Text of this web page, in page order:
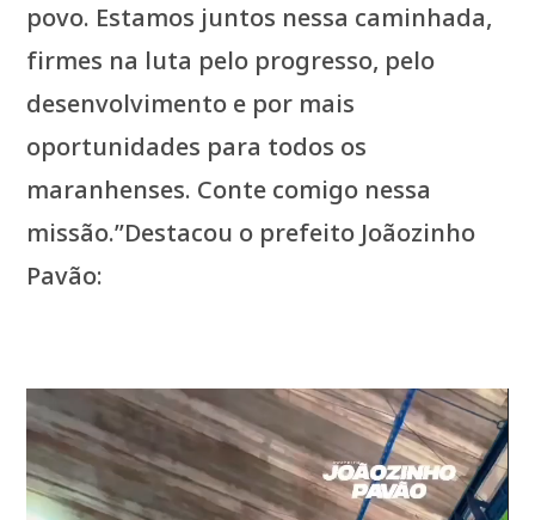
povo. Estamos juntos nessa caminhada,
firmes na luta pelo progresso, pelo
desenvolvimento e por mais
oportunidades para todos os
maranhenses. Conte comigo nessa
missão.”Destacou o prefeito Joãozinho
Pavão:
Tocador
de
vídeo